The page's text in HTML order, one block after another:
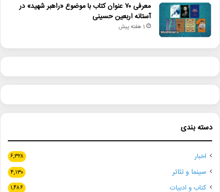
معرفی ۷۰ عنوان کتاب با موضوع «راهبر شهید» در
آستانه اربعین حسینی
1 هفته پیش
دسته بندی
اخبار ۶,۳۲۸
سینما و تئاتر ۴,۱۳۰
کتاب و ادبیات ۱,۴۸۶